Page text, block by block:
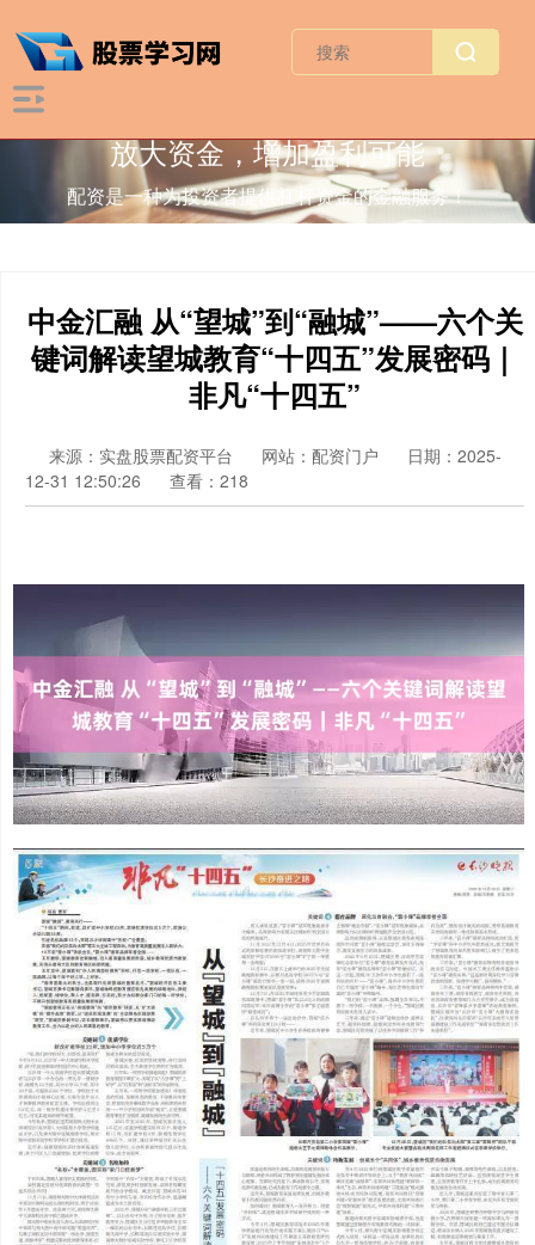
放大资金，增加盈利可能
配资是一种为投资者提供杠杆资金的金融服务！
中金汇融 从“望城”到“融城”——六个关
键词解读望城教育“十四五”发展密码｜
非凡“十四五”
来源：实盘股票配资平台 网站：配资门户
日期：2025-
12-31 12:50:26
查看：218